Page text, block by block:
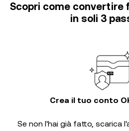
Scopri come convertire
in soli 3
Crea il tuo conto
Se non l'hai già fatto, scarica